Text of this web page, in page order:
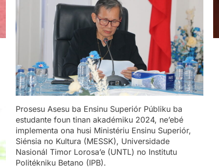
Prosesu Asesu ba Ensinu Superiór Públiku ba
estudante foun tinan akadémiku 2024, ne’ebé
implementa ona husi Ministériu Ensinu Superiór,
Siénsia no Kultura (MESSK), Universidade
Nasionál Timor Lorosa’e (UNTL) no Institutu
Politékniku Betano (IPB).